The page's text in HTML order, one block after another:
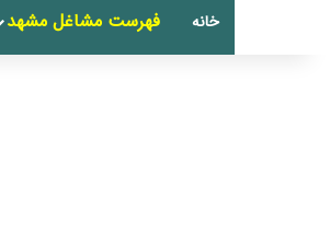
خانه فهرست مشاغل مشهد